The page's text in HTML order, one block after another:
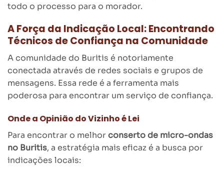
todo o processo para o morador.
A Força da Indicação Local: Encontrando
Técnicos de Confiança na Comunidade
A comunidade do Buritis é notoriamente
conectada através de redes sociais e grupos de
mensagens. Essa rede é a ferramenta mais
poderosa para encontrar um serviço de confiança.
Onde a Opinião do Vizinho é Lei
Para encontrar o melhorconserto de micro-ondas
no Buritis, a estratégia mais eficaz é a busca por
indicações locais: